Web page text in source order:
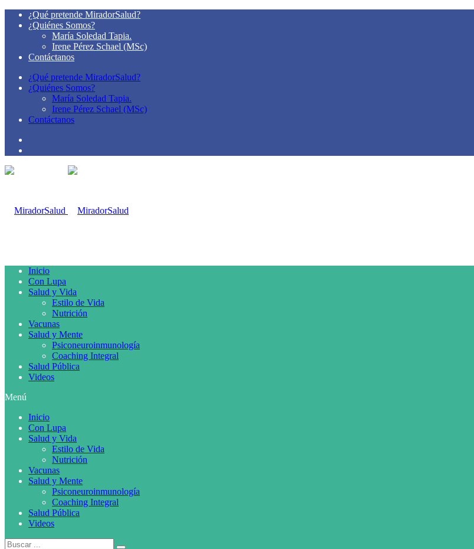
¿Qué pretende MiradorSalud?
¿Quiénes Somos?
María Soledad Tapia.
Irene Pérez Schael (MSc)
Contáctanos
¿Qué pretende MiradorSalud?
¿Quiénes Somos?
María Soledad Tapia.
Irene Pérez Schael (MSc)
Contáctanos
Inicio
Con Lupa
Salud y Vida
Estilo de Vida
Nutrición
Vacunas
Salud y Mente
Psiconeuroinmunología
Coaching Integral
Salud Pública
Videos
Menú
Inicio
Con Lupa
Salud y Vida
Estilo de Vida
Nutrición
Vacunas
Salud y Mente
Psiconeuroinmunología
Coaching Integral
Salud Pública
Videos